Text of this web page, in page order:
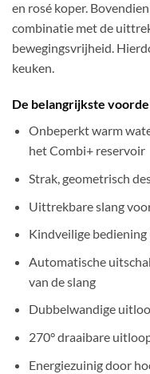
en rosé koper.
combinatie met de
bewegingsvrijheid.
keuken.
De belangrijkste
Onbeperkt warm
het Combi+ reservoir
Strak, geometrisch
Uittrekbare slang
Kindveilige
Automatische
van de slang
Dubbelwandige
270° draaibare
Energiezuinig door